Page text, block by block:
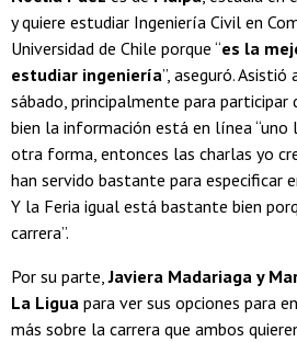
y quiere estudiar Ingeniería Civil en
Universidad de Chile porque “es la
estudiar ingeniería”, aseguró.
sábado, principalmente para participar
bien la información está en línea “uno
otra forma, entonces las charlas yo
han servido bastante para especificar
Y la Feria igual está bastante bien
carrera”.
Por su parte,Javiera Madariaga y
La Ligua para ver sus opciones para
más sobre la carrera que ambos